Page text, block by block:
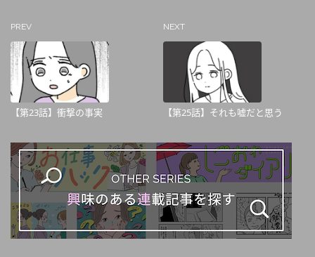
PREV
【第23話】衝撃の事実
NEXT
【第25話】それも嘘だと思う